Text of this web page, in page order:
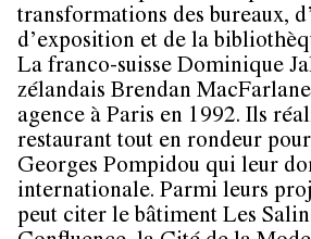
transformations des bureaux,
d’exposition et de la
La franco-suisse Dominique
zélandais Brendan
agence à Paris en 1992. Ils
restaurant tout en rondeur
Georges Pompidou qui leur
internationale. Parmi leurs
peut citer le bâtiment Les